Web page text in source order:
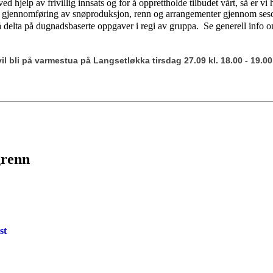
hjelp av frivillig innsats og for å opprettholde tilbudet vårt, så er vi
av snøproduksjon, renn og arrangementer gjennom
delta på dugnadsbaserte oppgaver i regi av gruppa. Se generell info
bli på varmestua på Langsetløkka tirsdag 27.09 kl. 18.00 -